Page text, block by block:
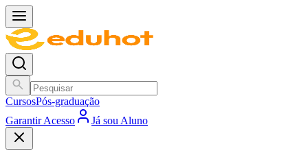
CursosPós-graduação
Garantir Acesso
Já sou Aluno